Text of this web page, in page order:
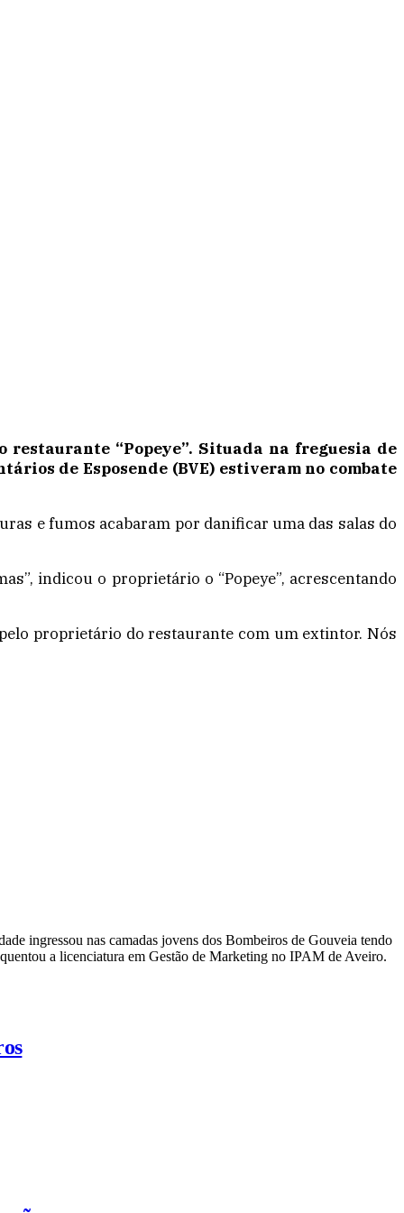
“Popeye”. Situada na freguesia de
de Esposende (BVE) estiveram no combate
e fumos acabaram por danificar uma das salas do
indicou o proprietário o “Popeye”, acrescentando
proprietário do restaurante com um extintor. Nós
ingressou nas camadas jovens dos Bombeiros de Gouveia tendo
a licenciatura em Gestão de Marketing no IPAM de Aveiro.